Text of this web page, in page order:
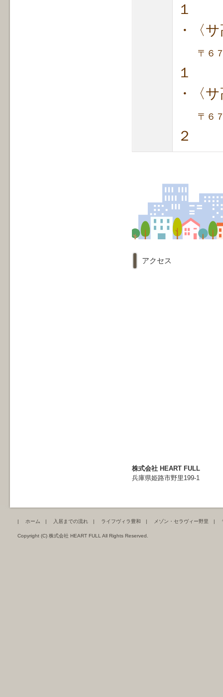
１
・〈
〒６
１
・〈
〒６
２
アクセス
株式会社 HEART FULL
兵庫県姫路市野里199-1
| ホーム | 入居までの流れ | ライフヴィラ豊和 | メゾン・セラヴィー野里 |
Copyright (C) 株式会社 HEART FULL All Rights Reserved.